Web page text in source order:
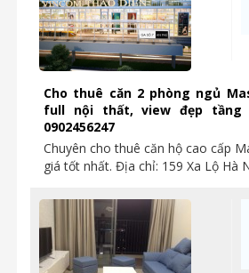
Cho thuê căn 2 phòng ngủ
full nội thất, view đẹp tầng
0902456247
Chuyên cho thuê căn hộ cao cấp
giá tốt nhất. Địa chỉ: 159 Xa Lộ Hà